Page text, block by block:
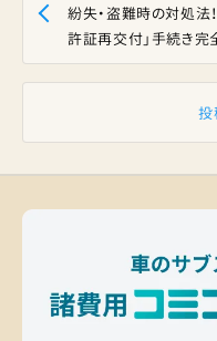
紛失・盗難時の対処法
許証再交付」手続き完
投